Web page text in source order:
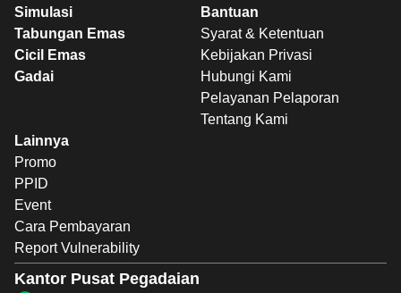
Simulasi
Tabungan Emas
Cicil Emas
Gadai
Bantuan
Syarat & Ketentuan
Kebijakan Privasi
Hubungi Kami
Pelayanan Pelaporan
Tentang Kami
Lainnya
Promo
PPID
Event
Cara Pembayaran
Report Vulnerability
Kantor Pusat Pegadaian